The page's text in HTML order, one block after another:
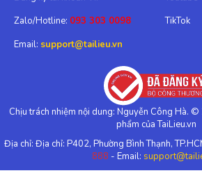
Zalo/Hotline: 093 303 0098
Email: support@tailieu.vn
TikTok
Chịu trách nhiệm nội dung: Nguyễn Công Hà.
phẩm của TaiLieu.vn
Địa chỉ: Địa chỉ: P402, Phường Bình Thạnh,
888 - Email: